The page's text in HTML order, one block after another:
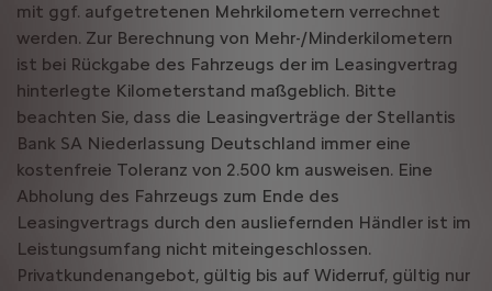
mit ggf. aufgetretenen Mehrkilometern verrechnet
werden. Zur Berechnung von Mehr-/Minderkilometern
ist bei Rückgabe des Fahrzeugs der im Leasingvertrag
hinterlegte Kilometerstand maßgeblich. Bitte
beachten Sie, dass die Leasingverträge der Stellantis
Bank SA Niederlassung Deutschland immer eine
kostenfreie Toleranz von 2.500 km ausweisen. Eine
Abholung des Fahrzeugs zum Ende des
Leasingvertrags durch den ausliefernden Händler ist im
Leistungsumfang nicht miteingeschlossen.
Privatkundenangebot, gültig bis auf Widerruf, gültig nur